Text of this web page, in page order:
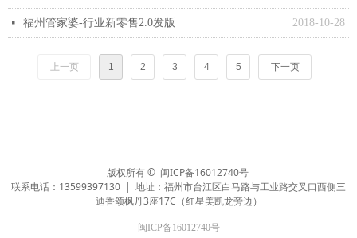
2018-10-28
넷 福州管家婆-行业新零售2.0发版
上一页 1 2 3 4 5 下一页
版权所有 © 闽ICP备16012740号
联系电话：13599397130 | 地址：福州市台江区白马路与工业路交叉口西侧三
迪香颂枫丹3座17C（红星美凯龙旁边）
闽ICP备16012740号